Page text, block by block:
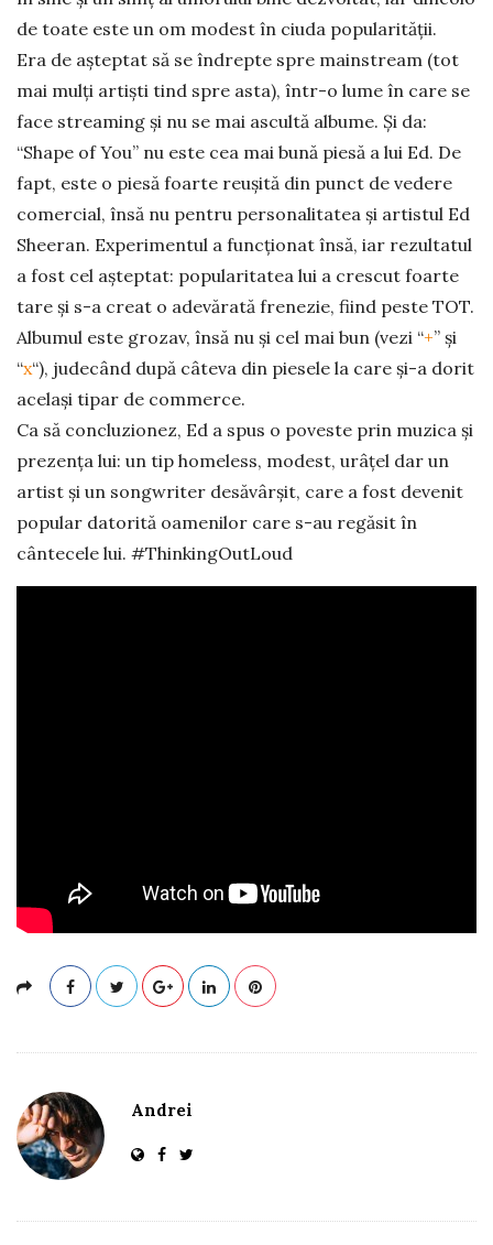
de toate este un om modest în ciuda popularității.
Era de așteptat să se îndrepte spre mainstream (tot
mai mulți artiști tind spre asta), într-o lume în care se
face streaming și nu se mai ascultă albume. Și da:
“Shape of You” nu este cea mai bună piesă a lui Ed. De
fapt, este o piesă foarte reușită din punct de vedere
comercial, însă nu pentru personalitatea și artistul Ed
Sheeran. Experimentul a funcționat însă, iar rezultatul
a fost cel așteptat: popularitatea lui a crescut foarte
tare și s-a creat o adevărată frenezie, fiind peste TOT.
Albumul este grozav, însă nu și cel mai bun (vezi “+” și
“x“), judecând după câteva din piesele la care și-a dorit
același tipar de commerce.
Ca să concluzionez, Ed a spus o poveste prin muzica și
prezența lui: un tip homeless, modest, urâțel dar un
artist și un songwriter desăvârșit, care a fost devenit
popular datorită oamenilor care s-au regăsit în
cântecele lui. #ThinkingOutLoud
Andrei